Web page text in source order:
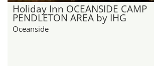
Holiday Inn OCEANSIDE CAMP
PENDLETON AREA by IHG
Oceanside